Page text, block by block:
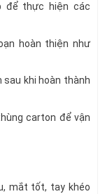
để thực hiện các
hoàn thiện như
sau khi hoàn thành
carton để vận
mắt tốt, tay khéo